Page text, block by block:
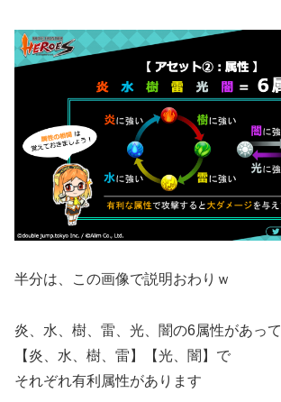
半分は、この画像で説明おわりｗ
炎、水、樹、雷、光、闇の6属性があって
【炎、水、樹、雷】【光、闇】で
それぞれ有利属性があります